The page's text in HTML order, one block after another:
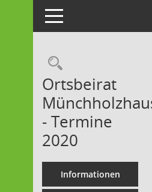
Toggle navigation
Ortsbeirat
- Termine
2020
Informationen